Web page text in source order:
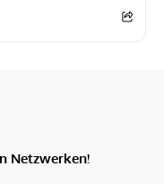
Netzwerken!